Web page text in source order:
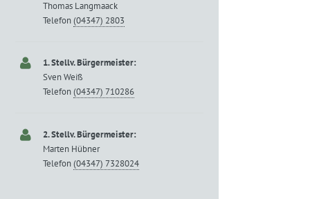
Thomas Langmaack
Telefon(04347) 2803
1. Stellv. Bürgermeister:
Sven Weiß
Telefon(04347) 710286
2. Stellv. Bürgermeister:
Marten Hübner
Telefon(04347) 7328024